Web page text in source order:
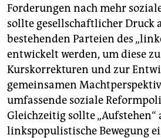
Forderungen nach mehr
sollte gesellschaftlicher Druck
bestehenden Parteien des
entwickelt werden, um diese
Kurskorrekturen und zur
gemeinsamen
umfassende so­ziale
Gleichzeitig sollte „Aufstehen“
linkspopulistische Bewegung